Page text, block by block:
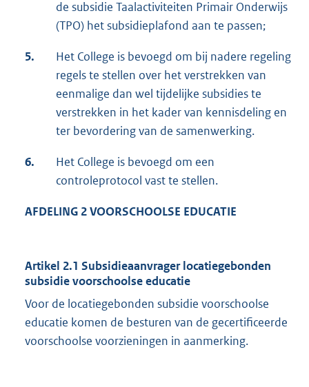
de subsidie Taalactiviteiten Primair Onderwijs
(TPO) het subsidieplafond aan te passen;
5.
Het College is bevoegd om bij nadere regeling
regels te stellen over het verstrekken van
eenmalige dan wel tijdelijke subsidies te
verstrekken in het kader van kennisdeling en
ter bevordering van de samenwerking.
6.
Het College is bevoegd om een
controleprotocol vast te stellen.
AFDELING 2 VOORSCHOOLSE EDUCATIE
Artikel 2.1 Subsidieaanvrager locatiegebonden
subsidie voorschoolse educatie
Voor de locatiegebonden subsidie voorschoolse
educatie komen de besturen van de gecertificeerde
voorschoolse voorzieningen in aanmerking.